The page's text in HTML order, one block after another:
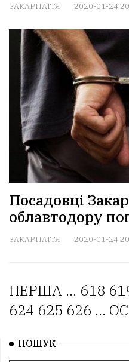
ЗАКАРПАТТЯ 2020-01-24
Посадовці
облавтодору
ЗАКАРПАТТЯ 2020-01-24
ПЕРША ... 618
624 625 626 ...
ПОШУК